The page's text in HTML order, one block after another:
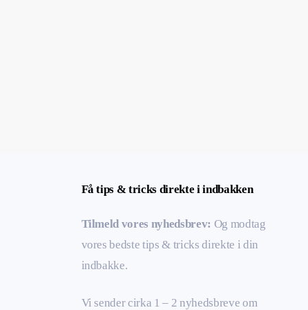
Få tips & tricks direkte i indbakken
Tilmeld vores nyhedsbrev: Og modtag
vores bedste tips & tricks direkte i din
indbakke.
Vi sender cirka 1 – 2 nyhedsbreve om